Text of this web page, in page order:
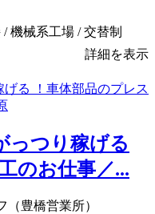
機械系工場 / 交替制
詳細を表示
っつり稼げる
のお仕事／...
豊橋営業所）